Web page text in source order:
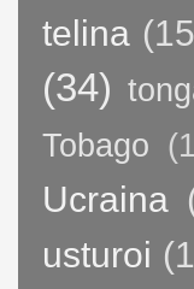
telina
(34)
Tobago
Ucraina
usturoi